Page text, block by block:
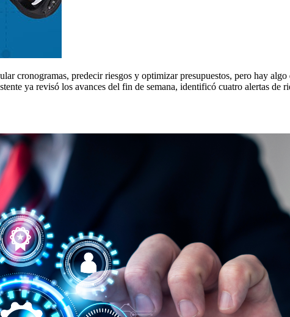
cronogramas, predecir riesgos y optimizar presupuestos, pero hay
ya revisó los avances del fin de semana, identificó cuatro alertas de